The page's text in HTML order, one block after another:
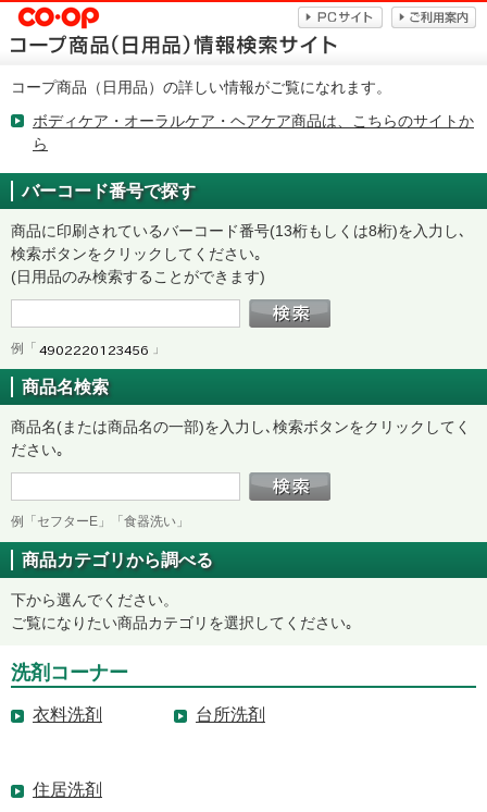
コープ商品（日用品）の詳しい情報がご覧になれます。
ボディケア・オーラルケア・ヘアケア商品は、こちらのサイトか
ら
バーコード番号で探す
商品に印刷されているバーコード番号(13桁もしくは8桁)を入力し､
検索ボタンをクリックしてください｡
(日用品のみ検索することができます)
例「 」
商品名検索
商品名(または商品名の一部)を入力し､検索ボタンをクリックしてく
ださい｡
例「セフターE」「食器洗い」
商品カテゴリから調べる
下から選んでください。
ご覧になりたい商品カテゴリを選択してください｡
洗剤コーナー
衣料洗剤 台所洗剤
住居洗剤